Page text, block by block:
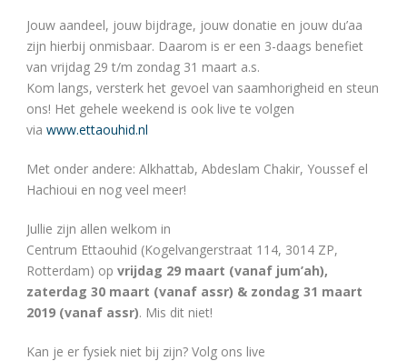
Jouw aandeel, jouw bijdrage, jouw donatie en jouw du’aa
zijn hierbij onmisbaar. Daarom is er een 3-daags benefiet
van vrijdag 29 t/m zondag 31 maart a.s.
Kom langs, versterk het gevoel van saamhorigheid en steun
ons! Het gehele weekend is ook live te volgen
via www.ettaouhid.nl
Met onder andere: Alkhattab, Abdeslam Chakir, Youssef el
Hachioui en nog veel meer!
Jullie zijn allen welkom in
Centrum Ettaouhid (Kogelvangerstraat 114, 3014 ZP,
Rotterdam) op vrijdag 29 maart (vanaf jum’ah),
zaterdag 30 maart (vanaf assr) & zondag 31 maart
2019 (vanaf assr). Mis dit niet!
Kan je er fysiek niet bij zijn? Volg ons live